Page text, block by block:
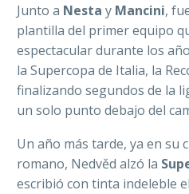
Junto a Nesta y Mancini,
plantilla del primer equipo
espectacular durante los
la Supercopa de Italia, la
finalizando segundos de la
un solo punto debajo del
Un año más tarde, ya en su
romano, Nedvěd alzó la
escribió con tinta indeleble